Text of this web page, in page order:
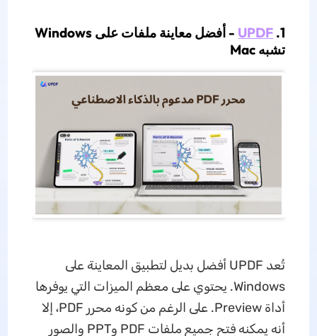
1.
UPDF
- أفضل معاينة ملفات على Windows
تشبه Mac
تُعد UPDF أفضل بديل لتطبيق المعاينة على
Windows. يحتوي على معظم الميزات التي يوفرها
أداة Preview. على الرغم من كونه محرر PDF، إلا
أنه يمكنه فتح جميع ملفات PDF وPPT والصور